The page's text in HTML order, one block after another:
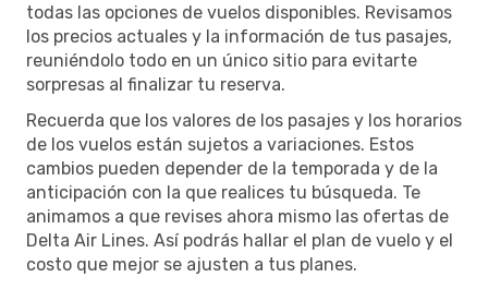
todas las opciones de vuelos disponibles. Revisamos
los precios actuales y la información de tus pasajes,
reuniéndolo todo en un único sitio para evitarte
sorpresas al finalizar tu reserva.
Recuerda que los valores de los pasajes y los horarios
de los vuelos están sujetos a variaciones. Estos
cambios pueden depender de la temporada y de la
anticipación con la que realices tu búsqueda. Te
animamos a que revises ahora mismo las ofertas de
Delta Air Lines. Así podrás hallar el plan de vuelo y el
costo que mejor se ajusten a tus planes.